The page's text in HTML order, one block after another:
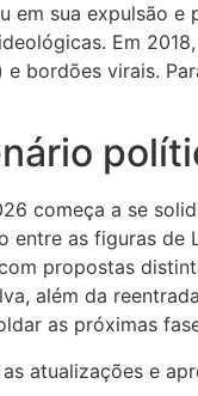
em sua expulsão
Em
e bordões virais.
começa a se
entre as figuras
propostas
além da
as próximas
atualizações e